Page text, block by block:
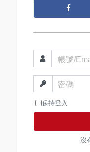
帳號/
密碼
保持登入
沒